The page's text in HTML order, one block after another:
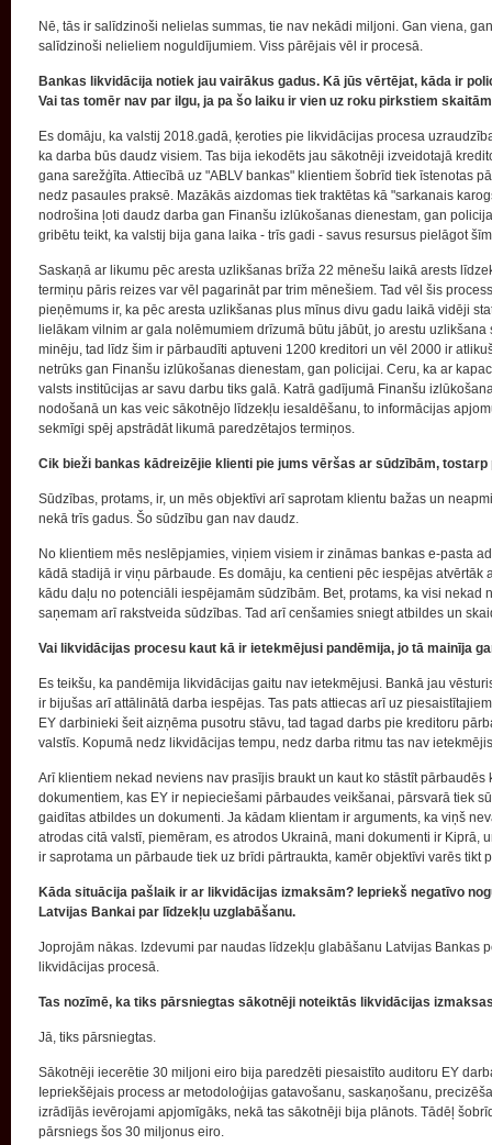
Nē, tās ir salīdzinoši nelielas summas, tie nav nekādi miljoni. Gan viena,
salīdzinoši nelieliem noguldījumiem. Viss pārējais vēl ir procesā.
Bankas likvidācija notiek jau vairākus gadus. Kā jūs vērtējat, kāda ir
Vai tas tomēr nav par ilgu, ja pa šo laiku ir vien uz roku pirkstiem
Es domāju, ka valstij 2018.gadā, ķeroties pie likvidācijas procesa
ka darba būs daudz visiem. Tas bija iekodēts jau sākotnēji izveidotajā
gana sarežģīta. Attiecībā uz "ABLV bankas" klientiem šobrīd tiek īstenotas
nedz pasaules praksē. Mazākās aizdomas tiek traktētas kā "sarkanais
nodrošina ļoti daudz darba gan Finanšu izlūkošanas dienestam, gan
gribētu teikt, ka valstij bija gana laika - trīs gadi - savus resursus pielāgot
Saskaņā ar likumu pēc aresta uzlikšanas brīža 22 mēnešu laikā arests
termiņu pāris reizes var vēl pagarināt par trim mēnešiem. Tad vēl šis
pieņēmums ir, ka pēc aresta uzlikšanas plus mīnus divu gadu laikā vidēji
lielākam vilnim ar gala nolēmumiem drīzumā būtu jābūt, jo arestu
minēju, tad līdz šim ir pārbaudīti aptuveni 1200 kreditori un vēl 2000 ir
netrūks gan Finanšu izlūkošanas dienestam, gan policijai. Ceru, ka ar
valsts institūcijas ar savu darbu tiks galā. Katrā gadījumā Finanšu
nodošanā un kas veic sākotnējo līdzekļu iesaldēšanu, to informācijas
sekmīgi spēj apstrādāt likumā paredzētajos termiņos.
Cik bieži bankas kādreizējie klienti pie jums vēršas ar sūdzībām,
Sūdzības, protams, ir, un mēs objektīvi arī saprotam klientu bažas un
nekā trīs gadus. Šo sūdzību gan nav daudz.
No klientiem mēs neslēpjamies, viņiem visiem ir zināmas bankas e-pasta
kādā stadijā ir viņu pārbaude. Es domāju, ka centieni pēc iespējas
kādu daļu no potenciāli iespējamām sūdzībām. Bet, protams, ka visi
saņemam arī rakstveida sūdzības. Tad arī cenšamies sniegt atbildes un
Vai likvidācijas procesu kaut kā ir ietekmējusi pandēmija, jo tā mainīja
Es teikšu, ka pandēmija likvidācijas gaitu nav ietekmējusi. Bankā jau
ir bijušas arī attālinātā darba iespējas. Tas pats attiecas arī uz
EY darbinieki šeit aizņēma pusotru stāvu, tad tagad darbs pie kreditoru
valstīs. Kopumā nedz likvidācijas tempu, nedz darba ritmu tas nav
Arī klientiem nekad neviens nav prasījis braukt un kaut ko stāstīt
dokumentiem, kas EY ir nepieciešami pārbaudes veikšanai, pārsvarā tiek
gaidītas atbildes un dokumenti. Ja kādam klientam ir arguments, ka viņš
atrodas citā valstī, piemēram, es atrodos Ukrainā, mani dokumenti ir Kiprā,
ir saprotama un pārbaude tiek uz brīdi pārtraukta, kamēr objektīvi varēs tikt
Kāda situācija pašlaik ir ar likvidācijas izmaksām? Iepriekš negatīvo
Latvijas Bankai par līdzekļu uzglabāšanu.
Joprojām nākas. Izdevumi par naudas līdzekļu glabāšanu Latvijas Bankas
likvidācijas procesā.
Tas nozīmē, ka tiks pārsniegtas sākotnēji noteiktās likvidācijas
Jā, tiks pārsniegtas.
Sākotnēji iecerētie 30 miljoni eiro bija paredzēti piesaistīto auditoru EY
Iepriekšējais process ar metodoloģijas gatavošanu, saskaņošanu,
izrādījās ievērojami apjomīgāks, nekā tas sākotnēji bija plānots. Tādēļ
pārsniegs šos 30 miljonus eiro.